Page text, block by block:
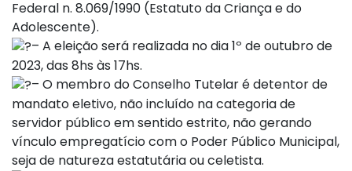
Federal n. 8.069/1990 (Estatuto da Criança e do
Adolescente).
– A eleição será realizada no dia 1º de outubro de
2023, das 8hs às 17hs.
– O membro do Conselho Tutelar é detentor de
mandato eletivo, não incluído na categoria de
servidor público em sentido estrito, não gerando
vínculo empregatício com o Poder Público Municipal,
seja de natureza estatutária ou celetista.